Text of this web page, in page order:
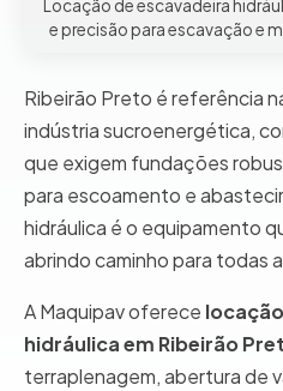
Locação de escavadeira
e precisão para escavação e
Ribeirão Preto é referência
indústria sucroenergética,
que exigem fundações
para escoamento e
hidráulica é o equipamento
abrindo caminho para todas
A Maquipav oferece
hidráulica em Ribeirão
terraplenagem, abertura de